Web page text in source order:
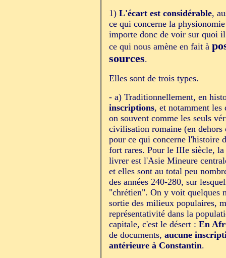
1) L'écart est considérable,
ce qui concerne la
importe donc de voir sur quoi
ce qui nous amène en fait à
sources.
Elles sont de trois types.
- a) Traditionnellement, en
inscriptions, et notamment les
on souvent comme les seuls
civilisation romaine (en dehors
pour ce qui concerne l'histoire
fort rares. Pour le IIIe siècle, la
livrer est l'Asie Mineure
et elles sont au total peu
des années 240-280, sur
"chrétien". On y voit quelques
sortie des milieux populaires,
représentativité dans la
capitale, c'est le désert : En
de documents, aucune
antérieure à Constantin.